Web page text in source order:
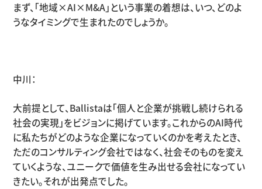
まず、「地域×AI×M&A」という事業の着想は、いつ、どのよ
うなタイミングで生まれたのでしょうか。
中川：
大前提として、Ballistaは「個人と企業が挑戦し続けられる
社会の実現」をビジョンに掲げています。これからのAI時代
に私たちがどのような企業になっていくのかを考えたとき、
ただのコンサルティング会社ではなく、社会そのものを変え
ていくような、ユニークで価値を生み出せる会社になってい
きたい。それが出発点でした。